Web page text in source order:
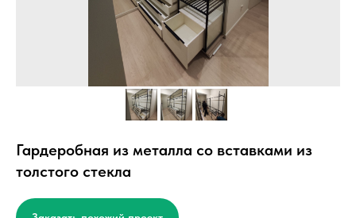
Гардеробная из металла со вставками из
толстого стекла